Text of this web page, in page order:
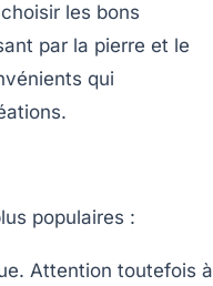
les bons
par la pierre et le
qui
populaires :
Attention toutefois à